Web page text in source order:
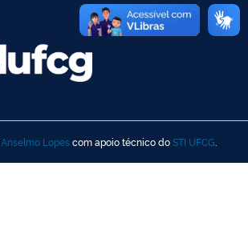
Anselmo Lopescom apoio técnico doSTI UFCG.